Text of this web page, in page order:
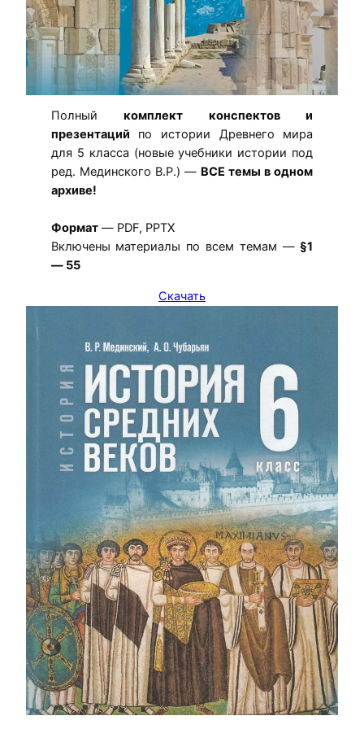
Полныйкомплект конспектов и
презентаций по истории Древнего мира
для 5 класса (новые учебники истории под
ред. Мединского В.Р.) — ВСЕ темы в одном
архиве!
Формат— PDF, PPTX
Включены материалы по всем темам —§1
— 55
Скачать